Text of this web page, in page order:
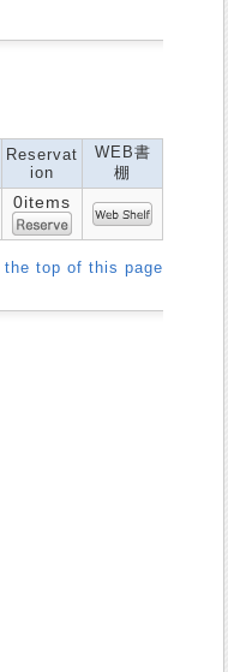
Reservat
ion
WEB書
棚
0items
the top of this page